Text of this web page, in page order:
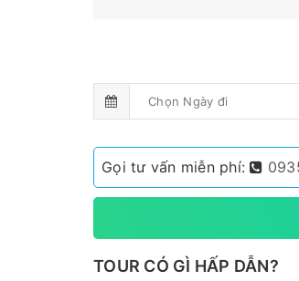
Gọi tư vấn miễn phí:
TOUR CÓ GÌ HẤP DẪN?